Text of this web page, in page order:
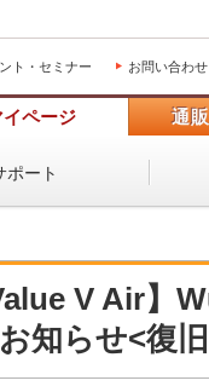
ト・セミナー お問い合わせ
ページ 通
ポート
V Air】
知らせ<復